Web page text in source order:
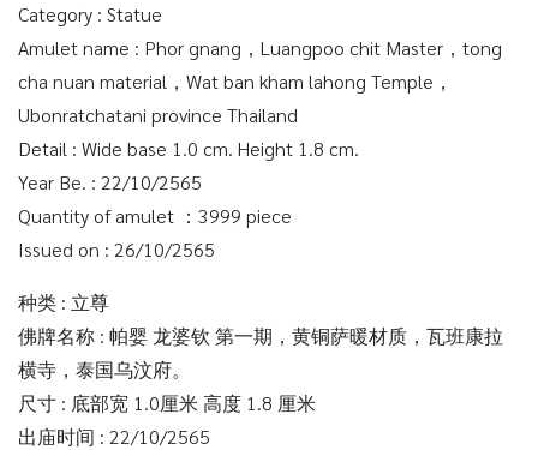
Category : Statue
Amulet name : Phor gnang，Luangpoo chit Master，tong
cha nuan material，Wat ban kham lahong Temple，
Ubonratchatani province Thailand
Detail : Wide base 1.0 cm. Height 1.8 cm.
Year Be. : 22/10/2565
Quantity of amulet ：3999 piece
Issued on : 26/10/2565
种类 : 立尊
佛牌名称 : 帕婴 龙婆钦 第一期，黄铜萨暖材质，瓦班康拉
横寺，泰国乌汶府。
尺寸 : 底部宽 1.0厘米 高度 1.8 厘米
出庙时间 : 22/10/2565